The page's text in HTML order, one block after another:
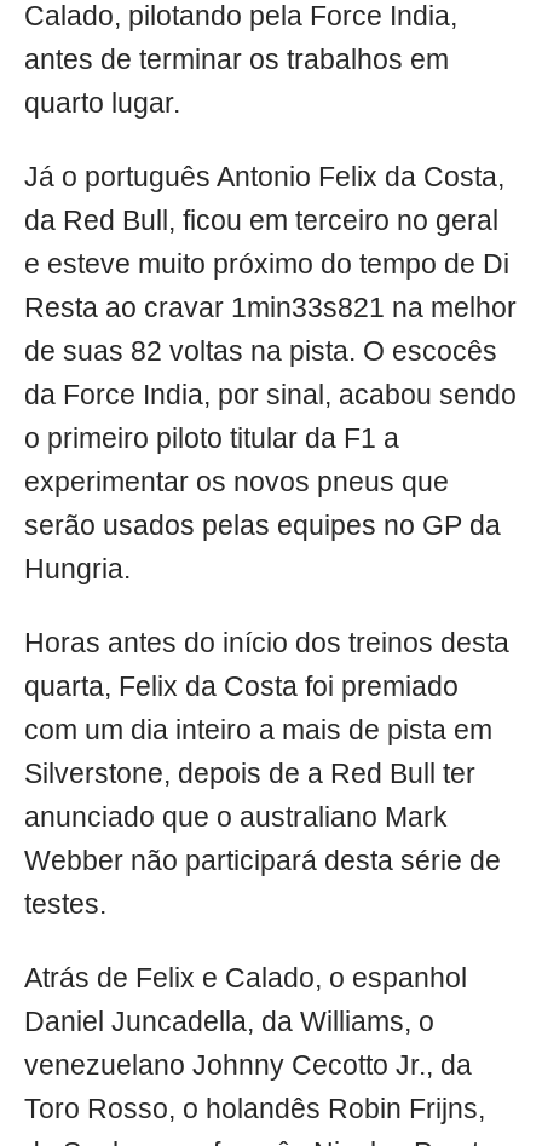
Calado, pilotando pela Force India,
antes de terminar os trabalhos em
quarto lugar.
Já o português Antonio Felix da Costa,
da Red Bull, ficou em terceiro no geral
e esteve muito próximo do tempo de Di
Resta ao cravar 1min33s821 na melhor
de suas 82 voltas na pista. O escocês
da Force India, por sinal, acabou sendo
o primeiro piloto titular da F1 a
experimentar os novos pneus que
serão usados pelas equipes no GP da
Hungria.
Horas antes do início dos treinos desta
quarta, Felix da Costa foi premiado
com um dia inteiro a mais de pista em
Silverstone, depois de a Red Bull ter
anunciado que o australiano Mark
Webber não participará desta série de
testes.
Atrás de Felix e Calado, o espanhol
Daniel Juncadella, da Williams, o
venezuelano Johnny Cecotto Jr., da
Toro Rosso, o holandês Robin Frijns,